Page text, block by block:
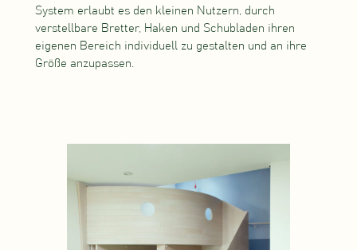
System erlaubt es den kleinen Nutzern, durch
verstellbare Bretter, Haken und Schubladen ihren
eigenen Bereich individuell zu gestalten und an ihre
Größe anzupassen.